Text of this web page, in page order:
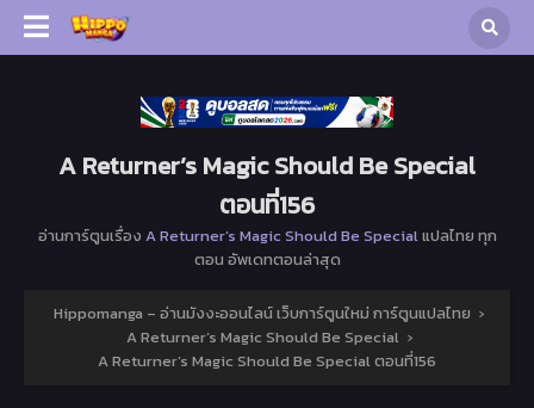
A Returner’s Magic Should Be Special
ตอนที่156
อ่านการ์ตูนเรื่อง A Returner’s Magic Should Be Specialแปลไทย ทุก
ตอน อัพเดทตอนล่าสุด
Hippomanga – อ่านมังงะออนไลน์ เว็บการ์ตูนใหม่ การ์ตูนแปลไทย ›
A Returner’s Magic Should Be Special ›
A Returner’s Magic Should Be Special ตอนที่156